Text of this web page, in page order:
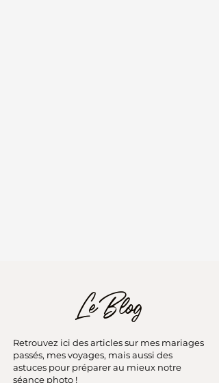
Le Blog
Retrouvez ici des articles sur mes mariages
passés, mes voyages, mais aussi des
astuces pour préparer au mieux notre
séance photo !